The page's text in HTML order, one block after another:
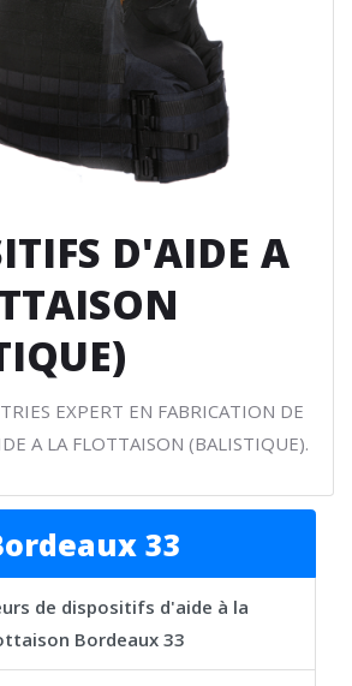
D'AIDE A
EXPERT EN FABRICATION DE
A LA FLOTTAISON (BALISTIQUE).
33
de dispositifs d'aide à la
Bordeaux 33